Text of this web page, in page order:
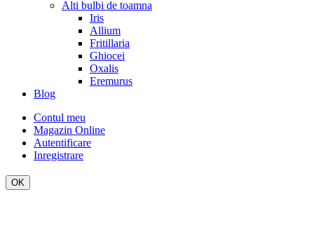
Alti bulbi de toamna
Iris
Allium
Fritillaria
Ghiocei
Oxalis
Eremurus
Blog
Contul meu
Magazin Online
Autentificare
Inregistrare
OK